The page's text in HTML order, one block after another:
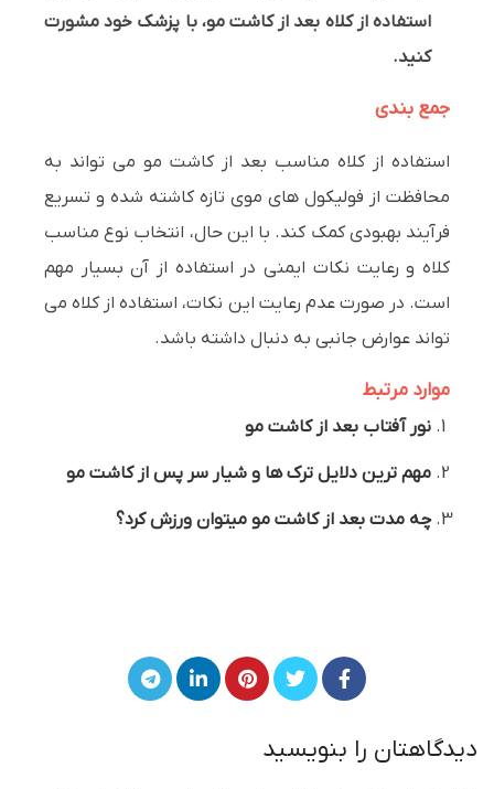
استفاده از کلاه بعد از کاشت مو، با پزشک خود مشورت
کنید.
جمع بندی
استفاده از کلاه مناسب بعد از کاشت مو می تواند به
محافظت از فولیکول های موی تازه کاشته شده و تسریع
فرآیند بهبودی کمک کند. با این حال، انتخاب نوع مناسب
کلاه و رعایت نکات ایمنی در استفاده از آن بسیار مهم
است. در صورت عدم رعایت این نکات، استفاده از کلاه می
تواند عوارض جانبی به دنبال داشته باشد.
موارد مرتبط
نور آفتاب بعد از کاشت مو
مهم ترین دلایل ترک ها و شیار سر پس از کاشت مو
چه مدت بعد از کاشت مو میتوان ورزش کرد؟
دیدگاهتان را بنویسید